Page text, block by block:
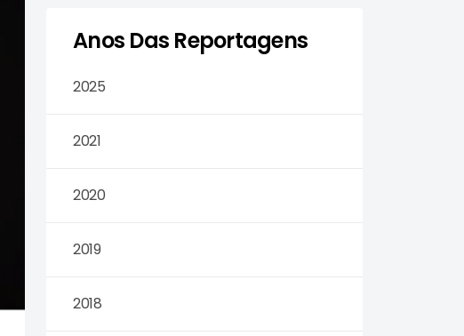
Anos Das Reportagens
2025
2021
2020
2019
2018